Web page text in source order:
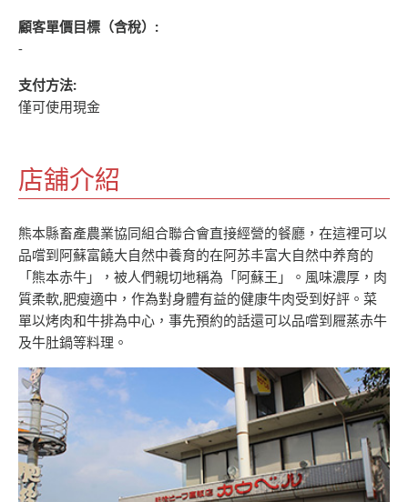
顧客單價目標（含稅）:
-
支付方法:
僅可使用現金
店舖介紹
熊本縣畜產農業協同組合聯合會直接經營的餐廳，在這裡可以
品嚐到阿蘇富饒大自然中養育的在阿苏丰富大自然中养育的
「熊本赤牛」，被人們親切地稱為「阿蘇王」。風味濃厚，肉
質柔軟,肥瘦適中，作為對身體有益的健康牛肉受到好評。菜
單以烤肉和牛排為中心，事先預約的話還可以品嚐到屜蒸赤牛
及牛肚鍋等料理。